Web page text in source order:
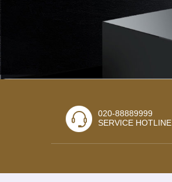
020-88889999
SERVICE HOTLINE